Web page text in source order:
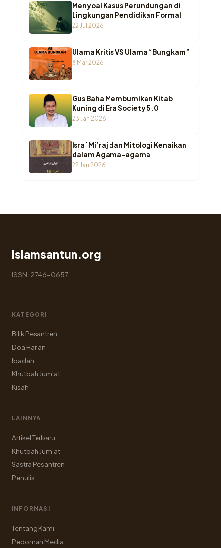
Menyoal Kasus Perundungan di
Lingkungan Pendidikan Formal
22 Jul 2026
Ulama Kritis VS Ulama “Bungkam”
8 Mar 2026
Gus Baha Membumikan Kitab
Kuning di Era Society 5.0
23 Jan 2026
Isra` Mi’raj dan Mitologi Kenaikan
dalam Agama-agama
22 Jan 2026
islamsantun.org
ISSN: 2746-0657
KATEGORI
Bilik Pesantren
Doa Harian
Ibadah
Khutbah Jum'at
Kisah
LAINNYA
Artikel Terbaru
Khutbah Jum'at
Sastra Pesantren
Penulis
INFORMASI
Tentang Kami
Pedoman Media